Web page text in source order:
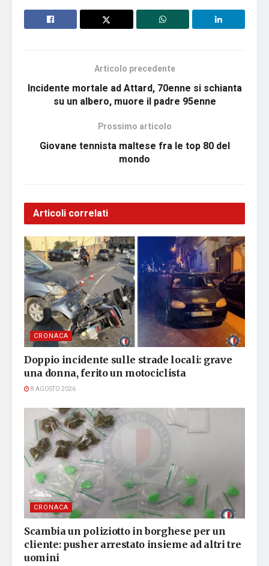
Articolo precedente
Incidente mortale ad Attard, 70enne si schianta
su un albero, muore il padre 95enne
Prossimo articolo
Giovane tennista maltese fra le top 80 del
mondo
Articoli correlati
CRONACA
Doppio incidente sulle strade locali: grave
una donna, ferito un motociclista
8 AGOSTO 2026
CRONACA
Scambia un poliziotto in borghese per un
cliente: pusher arrestato insieme ad altri tre
uomini